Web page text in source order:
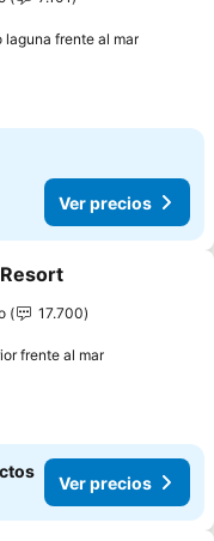
laguna frente al mar
Ver precios
a favoritos
17.700
frente al mar
Ver precios